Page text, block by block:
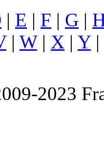
| E | F | G |
| W| X | Y|
2023